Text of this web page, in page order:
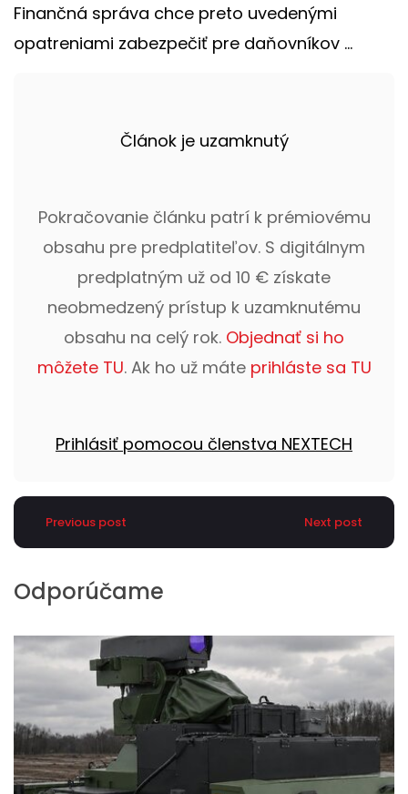
Finančná správa chce preto uvedenými
opatreniami zabezpečiť pre daňovníkov ...
Článok je uzamknutý
Pokračovanie článku patrí k prémiovému
obsahu pre predplatiteľov. S digitálnym
predplatným už od 10 € získate
neobmedzený prístup k uzamknutému
obsahu na celý rok. Objednať si ho
môžete TU. Ak ho už máte prihláste sa TU
Prihlásiť pomocou členstva NEXTECH
Previous post Next post
Odporúčame